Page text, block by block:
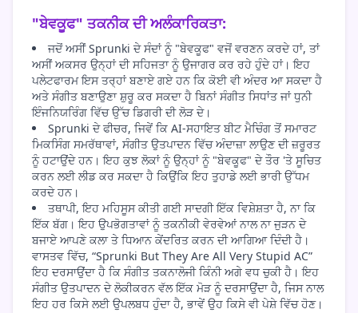
"ਬੇਵਕੂਫ" ਤਕਨੀਕ ਦੀ ਅਲੰਕਾਰਿਕਤਾ:
ਜਦੋਂ ਅਸੀਂ Sprunki ਦੇ ਸੰਦਾਂ ਨੂੰ "ਬੇਵਕੂਫ" ਵਜੋਂ ਵਰਣਨ ਕਰਦੇ ਹਾਂ, ਤਾਂ
ਅਸੀਂ ਅਕਸਰ ਉਨ੍ਹਾਂ ਦੀ ਸਹਿਜਤਾ ਨੂੰ ਉਜਾਗਰ ਕਰ ਰਹੇ ਹੁੰਦੇ ਹਾਂ। ਇਹ
ਪਲੇਟਫਾਰਮ ਇਸ ਤਰ੍ਹਾਂ ਬਣਾਏ ਗਏ ਹਨ ਕਿ ਕੋਈ ਵੀ ਅੰਦਰ ਆ ਸਕਦਾ ਹੈ
ਅਤੇ ਸੰਗੀਤ ਬਣਾਉਣਾ ਸ਼ੁਰੂ ਕਰ ਸਕਦਾ ਹੈ ਬਿਨਾਂ ਸੰਗੀਤ ਸਿਧਾਂਤ ਜਾਂ ਧੁਨੀ
ਇੰਜਨਿਯਰਿੰਗ ਵਿੱਚ ਉੱਚ ਡਿਗਰੀ ਦੀ ਲੋੜ ਦੇ।
Sprunki ਦੇ ਫੀਚਰ, ਜਿਵੇਂ ਕਿ AI-ਸਹਾਇਤ ਬੀਟ ਮੈਚਿੰਗ ਤੋਂ ਸਮਾਰਟ
ਮਿਕਸਿੰਗ ਸਮਰੱਥਾਵਾਂ, ਸੰਗੀਤ ਉਤਪਾਦਨ ਵਿੱਚ ਅੰਦਾਜ਼ਾ ਲਾਉਣ ਦੀ ਜ਼ਰੂਰਤ
ਨੂੰ ਹਟਾਉਂਦੇ ਹਨ। ਇਹ ਕੁਝ ਲੋਕਾਂ ਨੂੰ ਉਨ੍ਹਾਂ ਨੂੰ "ਬੇਵਕੂਫ" ਦੇ ਤੌਰ 'ਤੇ ਸੂਚਿਤ
ਕਰਨ ਲਈ ਲੀਡ ਕਰ ਸਕਦਾ ਹੈ ਕਿਉਂਕਿ ਇਹ ਤੁਹਾਡੇ ਲਈ ਭਾਰੀ ਉੱਧਮ
ਕਰਦੇ ਹਨ।
ਤਥਾਪੀ, ਇਹ ਮਹਿਸੂਸ ਕੀਤੀ ਗਈ ਸਾਦਗੀ ਇੱਕ ਵਿਸ਼ੇਸ਼ਤਾ ਹੈ, ਨਾ ਕਿ
ਇੱਕ ਬੱਗ। ਇਹ ਉਪਭੋਗਤਾਵਾਂ ਨੂੰ ਤਕਨੀਕੀ ਵੇਰਵੇਆਂ ਨਾਲ ਨਾ ਜੁੜਨ ਦੇ
ਬਜਾਏ ਆਪਣੇ ਕਲਾ ਤੇ ਧਿਆਨ ਕੇਂਦਰਿਤ ਕਰਨ ਦੀ ਆਗਿਆ ਦਿੰਦੀ ਹੈ।
ਵਾਸਤਵ ਵਿੱਚ, “Sprunki But They Are All Very Stupid AC”
ਇਹ ਦਰਸਾਉਂਦਾ ਹੈ ਕਿ ਸੰਗੀਤ ਤਕਨਾਲੋਜੀ ਕਿੰਨੀ ਅਗੇ ਵਧ ਚੁਕੀ ਹੈ। ਇਹ
ਸੰਗੀਤ ਉਤਪਾਦਨ ਦੇ ਲੋਕੀਕਰਨ ਵੱਲ ਇੱਕ ਮੋੜ ਨੂੰ ਦਰਸਾਉਂਦਾ ਹੈ, ਜਿਸ ਨਾਲ
ਇਹ ਹਰ ਕਿਸੇ ਲਈ ਉਪਲਬਧ ਹੁੰਦਾ ਹੈ, ਭਾਵੇਂ ਉਹ ਕਿਸੇ ਵੀ ਪੇਸ਼ੇ ਵਿੱਚ ਹੋਣ।